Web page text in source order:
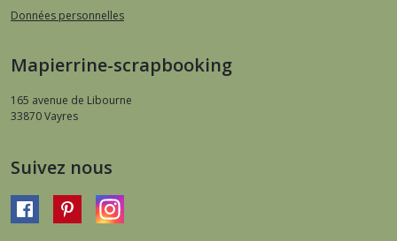
Données personnelles
Mapierrine-scrapbooking
165 avenue de Libourne
33870Vayres
Suivez nous